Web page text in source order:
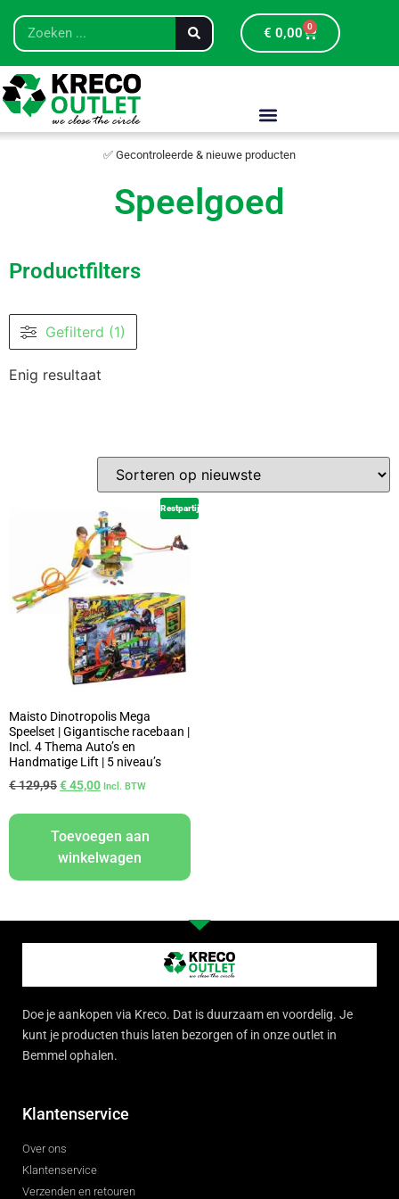
€ 0,00 0
✅ Gecontroleerde & nieuwe producten
Speelgoed
Productfilters
Gefilterd (1)
Enig resultaat
Restpartij
Maisto Dinotropolis Mega
Speelset | Gigantische racebaan |
Incl. 4 Thema Auto’s en
Handmatige Lift | 5 niveau’s
€129,95€45,00 Incl. BTW
Toevoegen aan
winkelwagen
Doe je aankopen via Kreco. Dat is duurzaam en voordelig. Je
kunt je producten thuis laten bezorgen of in onze outlet in
Bemmel ophalen.
Klantenservice
Over ons
Klantenservice
Verzenden en retouren